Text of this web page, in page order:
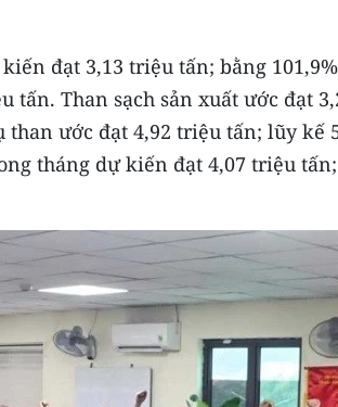
đạt 3,13 triệu tấn; bằng
tấn. Than sạch sản xuất ước đạt
ước đạt 4,92 triệu tấn; lũy kế
tháng dự kiến đạt 4,07 triệu